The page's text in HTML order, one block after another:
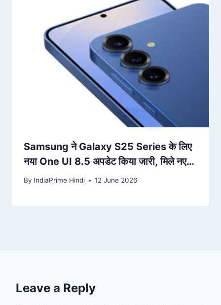
Samsung ने Galaxy S25 Series के लिए
नया One UI 8.5 अपडेट किया जारी, मिले नए
AI फीचर्स – Jagran
By IndiaPrime Hindi 12 June 2026
Leave a Reply